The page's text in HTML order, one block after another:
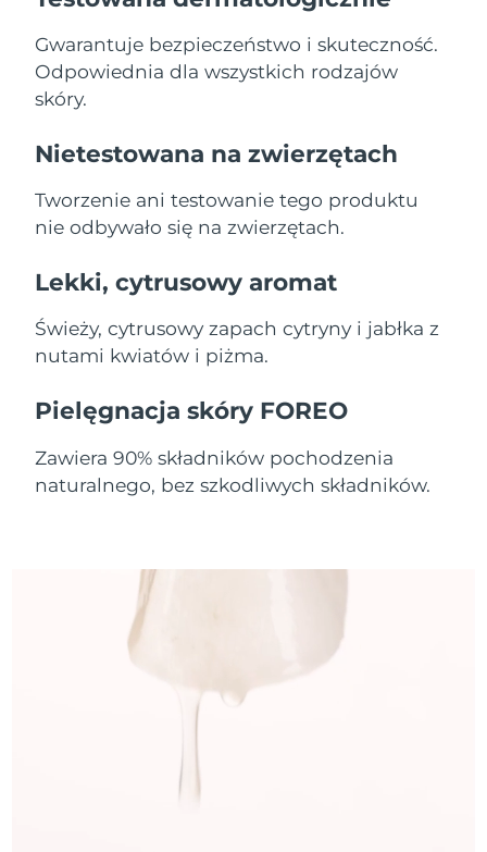
Gwarantuje bezpieczeństwo i skuteczność.
Odpowiednia dla wszystkich rodzajów
skóry.
Nietestowana na zwierzętach
Tworzenie ani testowanie tego produktu
nie odbywało się na zwierzętach.
Lekki, cytrusowy aromat
Świeży, cytrusowy zapach cytryny i jabłka z
nutami kwiatów i piżma.
Pielęgnacja skóry FOREO
Zawiera 90% składników pochodzenia
naturalnego, bez szkodliwych składników.
Holandia
Oczekiwany czas dostawy
8/10/26
Oczekiwany czas dostawy
Filipiny
8/13/26
Portugalia
Oczekiwany czas dostawy
Oczekiwany czas dostawy